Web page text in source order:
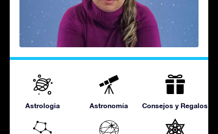
Astrologia Astronomía Consejos y Regalos